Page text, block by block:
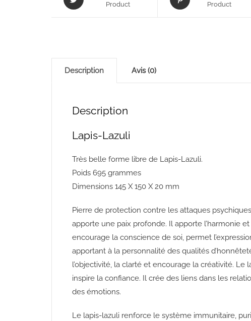
Product
Product
Description Avis (0)
Description
Lapis-Lazuli
Très belle forme libre de Lapis-Lazuli.
Poids 695 grammes
Dimensions 145 X 150 X 20 mm
Pierre de protection contre les attaques
apporte une paix profonde. Il apporte l’harmonie
encourage la conscience de soi, permet
apportant à la personnalité des qualités
l’objectivité, la clarté et encourage la créativité.
inspire la confiance. Il crée des liens dans les
des émotions.
Le lapis-lazuli renforce le système immunitaire,